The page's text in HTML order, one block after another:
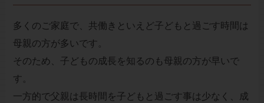
多くのご家庭で、共働きといえど子どもと過ごす時間は
母親の方が多いです。
そのため、子どもの成長を知るのも母親の方が早いで
す。
一方的で父親は長時間を子どもと過ごす事は少なく、成